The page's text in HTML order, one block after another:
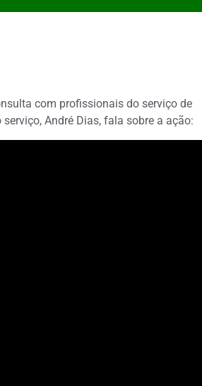
com profissionais do serviço de
André Dias, fala sobre a ação: